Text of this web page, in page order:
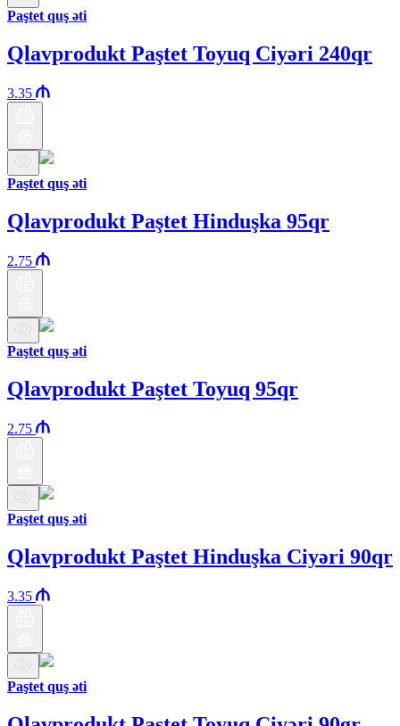
Paştet quş əti
Qlavprodukt Paştet Toyuq Ciyəri 240qr
3.35
Paştet quş əti
Qlavprodukt Paştet Hinduşka 95qr
2.75
Paştet quş əti
Qlavprodukt Paştet Toyuq 95qr
2.75
Paştet quş əti
Qlavprodukt Paştet Hinduşka Ciyəri 90qr
3.35
Paştet quş əti